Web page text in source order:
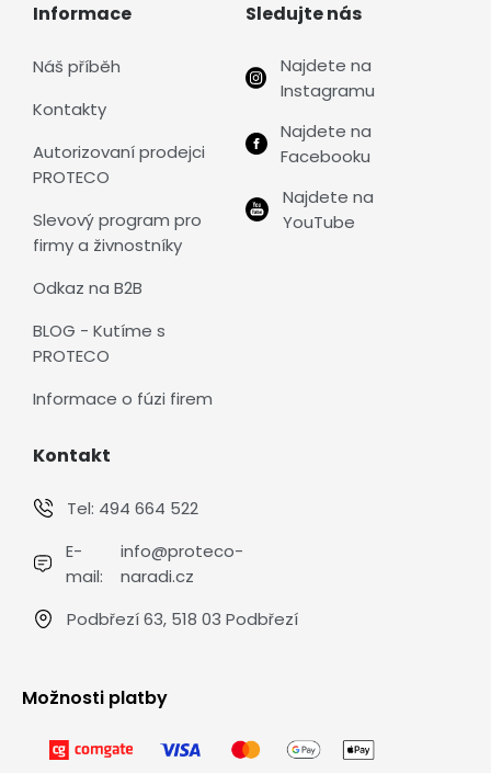
Informace
Náš příběh
Kontakty
Autorizovaní prodejci
PROTECO
Slevový program pro
firmy a živnostníky
Odkaz na B2B
BLOG - Kutíme s
PROTECO
Informace o fúzi firem
Sledujte nás
Najdete na
Instagramu
Najdete na
Facebooku
Najdete na
YouTube
Kontakt
Tel: 494 664 522
E-
mail:
info@proteco-
naradi.cz
Podbřezí 63, 518 03 Podbřezí
Možnosti platby